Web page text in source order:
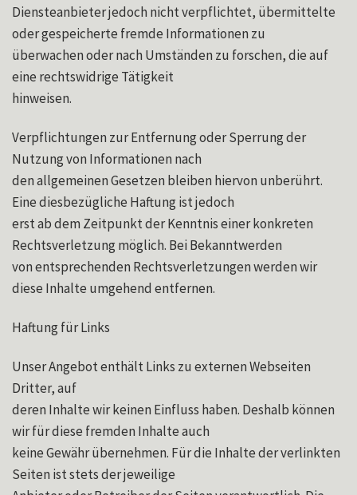
Diensteanbieter jedoch nicht verpflichtet, übermittelte
oder gespeicherte fremde Informationen zu
überwachen oder nach Umständen zu forschen, die auf
eine rechtswidrige Tätigkeit
hinweisen.
Verpflichtungen zur Entfernung oder Sperrung der
Nutzung von Informationen nach
den allgemeinen Gesetzen bleiben hiervon unberührt.
Eine diesbezügliche Haftung ist jedoch
erst ab dem Zeitpunkt der Kenntnis einer konkreten
Rechtsverletzung möglich. Bei Bekanntwerden
von entsprechenden Rechtsverletzungen werden wir
diese Inhalte umgehend entfernen.
Haftung für Links
Unser Angebot enthält Links zu externen Webseiten
Dritter, auf
deren Inhalte wir keinen Einfluss haben. Deshalb können
wir für diese fremden Inhalte auch
keine Gewähr übernehmen. Für die Inhalte der verlinkten
Seiten ist stets der jeweilige